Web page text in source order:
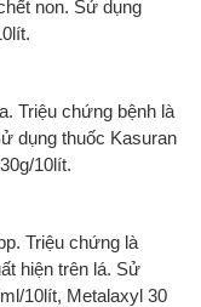
non. Sử dụng
Triệu chứng bệnh là
dụng thuốc Kasuran
10lít.
Triệu chứng là
hiện trên lá. Sử
10lít, Metalaxyl 30